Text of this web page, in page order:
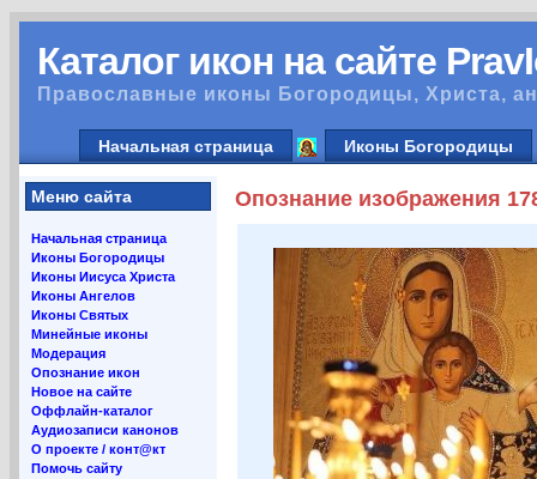
Каталог икон на сайте
Православные иконы Богородицы, Христа,
Начальная страница Иконы Богородицы
Меню сайта
Начальная страница
Иконы Богородицы
Иконы Иисуса Христа
Иконы Ангелов
Иконы Святых
Минейные иконы
Модерация
Опознание икон
Новое на сайте
Оффлайн-каталог
Аудиозаписи канонов
О проекте / конт@кт
Помочь сайту
Опознание изображения